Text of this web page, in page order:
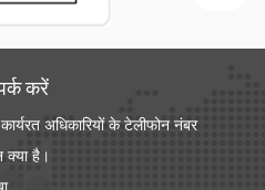
करें
अधिकारियों के टेलीफोन नंबर
क्या है।